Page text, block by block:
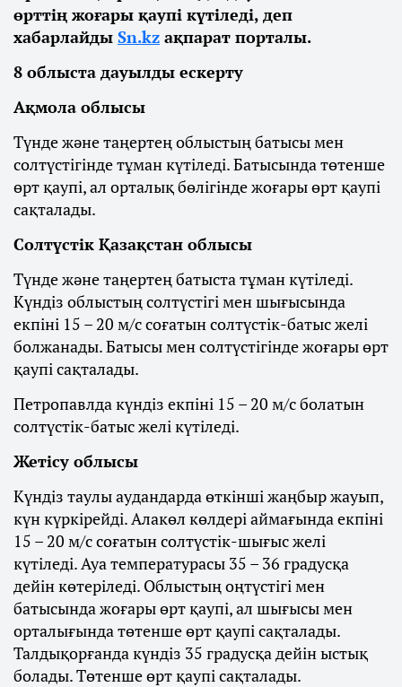
өрттің жоғары қаупі күтіледі, деп
хабарлайды Sn.kz ақпарат порталы.
8 облыста дауылды ескерту
Ақмола облысы
Түнде және таңертең облыстың батысы мен
солтүстігінде тұман күтіледі. Батысында төтенше
өрт қаупі, ал орталық бөлігінде жоғары өрт қаупі
сақталады.
Солтүстік Қазақстан облысы
Түнде және таңертең батыста тұман күтіледі.
Күндіз облыстың солтүстігі мен шығысында
екпіні 15 – 20 м/с соғатын солтүстік-батыс желі
болжанады. Батысы мен солтүстігінде жоғары өрт
қаупі сақталады.
Петропавлда күндіз екпіні 15 – 20 м/с болатын
солтүстік-батыс желі күтіледі.
Жетісу облысы
Күндіз таулы аудандарда өткінші жаңбыр жауып,
күн күркірейді. Алакөл көлдері аймағында екпіні
15 – 20 м/с соғатын солтүстік-шығыс желі
күтіледі. Ауа температурасы 35 – 36 градусқа
дейін көтеріледі. Облыстың оңтүстігі мен
батысында жоғары өрт қаупі, ал шығысы мен
орталығында төтенше өрт қаупі сақталады.
Талдықорғанда күндіз 35 градусқа дейін ыстық
болады. Төтенше өрт қаупі сақталады.